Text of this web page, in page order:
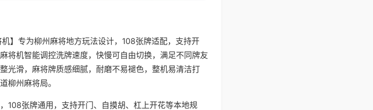
机】专为柳州麻将地方玩法设计，108张牌适配，支持开
将机智能调控洗牌速度，快慢可自由切换，满足不同牌友
光滑，麻将牌质感细腻，耐磨不易褪色，整机易清洁打
柳州麻将局。
108张牌通用，支持开门、自摸胡、杠上开花等本地规